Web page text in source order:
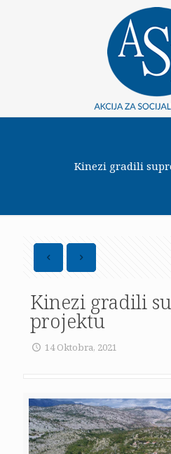
Kinezi gradili
Kinezi gradili
projektu
14 Oktobra, 2021